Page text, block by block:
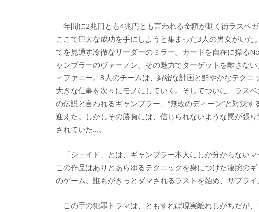
e
b
o
o
k
itt
er
e k
a
o
年間に2兆円とも4兆円とも言われる金額が動く街ラスベガ
ここで巨大な成功を手にしようと集まった3人の男女がいた
てを見通す冷徹なリーダーのミラー。カードを自在に操る
ャンブラーのヴァーノン。その魅力でターゲットを離さない
ィファニー。3人のチームは、綿密な計画と鮮やかなテクニ
大きな仕事を次々にモノにしていく。そしてついに、ラスベ
の伝説と言われるギャンブラー、“無敗のディーン”と対決す
迎えた。しかしその勝負には、信じられないような罠が張り
されていた…。
「シェイド」とは、ギャンブラー本人にしか分からない
この作品はありとあらゆるテクニックを身につけた凄腕の
のゲーム。誰もがきっとダマされるラストを始め、サプラ
この手の犯罪ドラマは、ともすれば現実離れしがちだが